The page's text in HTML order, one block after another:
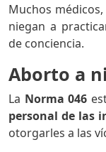
Muchos
niegan a
de conciencia.
Aborto a
La Norma 046
personal de las
otorgarles a las